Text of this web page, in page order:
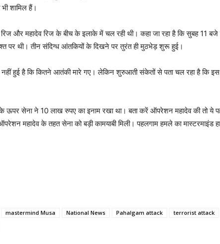
शामिल हैं।
और महादेव रिज के बीच के इलाके में चल रही थी। कहा जा रहा है कि सुबह 11 बजे
गश्त पर थी। तीन संदिग्ध आंतकियों के दिखने पर तुरंत ही मुठभेड़ शुरू हुई।
नहीं हुई है कि कितने आतंकी मारे गए। लेकिन शुरुआती संकेतों से पता चल रहा है कि
के ऊपर सेना ने 10 लाख रुपए का इनाम रखा था। बता करें ऑपरेशन महादेव की तो ये
महादेव के तहत सेना को बड़ी कामयाबी मिली। पहलगाम हमले का मास्टरमाइंड
mastermind Musa National News Pahalgam attack
terrorist attack